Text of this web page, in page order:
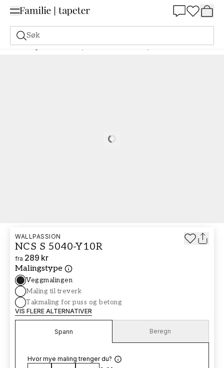
Søk
Maling Bestill basert på NCS Bestill basert på NCS 5040-Y10R
Loading…
WALLPASSION
NCS S 5040-Y10R
fra 289 kr
Malingstype
Veggmalingen
Maling til treverk
Takmaling for puss og betong
VIS FLERE ALTERNATIVER
Spann Beregn
Hvor mye maling trenger du?